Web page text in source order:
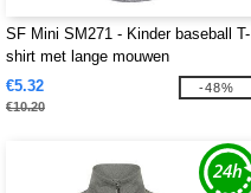
SF Mini SM271 - Kinder baseball T-
shirt met lange mouwen
€5.32
€10.20
-48%